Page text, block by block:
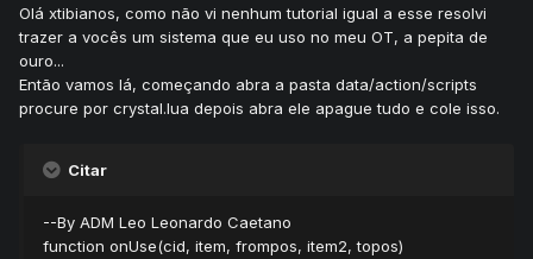
Olá xtibianos, como não vi nenhum tutorial igual a esse resolvi
trazer a vocês um sistema que eu uso no meu OT, a pepita de
ouro...
Então vamos lá, começando abra a pasta data/action/scripts
procure por crystal.lua depois abra ele apague tudo e cole isso.
Citar
--By ADM Leo Leonardo Caetano
function onUse(cid, item, frompos, item2, topos)